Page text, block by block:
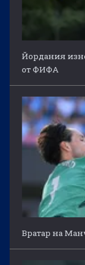
Йордания
от ФИФА
Вратар на